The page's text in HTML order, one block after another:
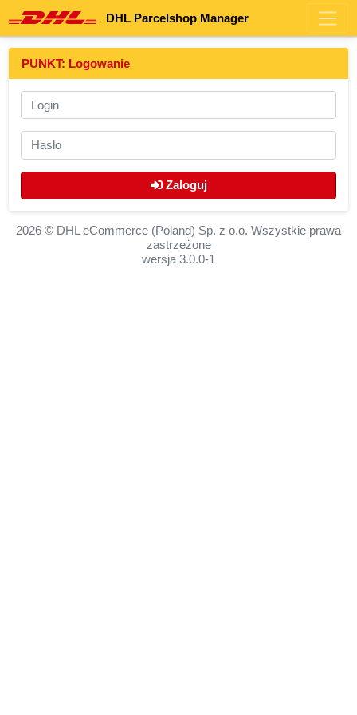
DHL Parcelshop Manager
PUNKT: Logowanie
Zaloguj
2026 © DHL eCommerce (Poland) Sp. z o.o. Wszystkie prawa
zastrzeżone
wersja 3.0.0-1